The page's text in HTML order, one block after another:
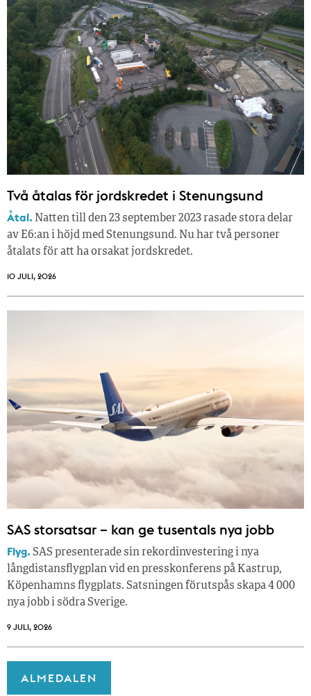
Två åtalas för jordskredet i Stenungsund
Åtal. Natten till den 23 september 2023 rasade stora delar
av E6:an i höjd med Stenungsund. Nu har två personer
åtalats för att ha orsakat jordskredet.
10 JULI, 2026
SAS storsatsar – kan ge tusentals nya jobb
Flyg.SAS presenterade sin rekordinvestering i nya
långdistansflygplan vid en presskonferens på Kastrup,
Köpenhamns flygplats. Satsningen förutspås skapa 4 000
nya jobb i södra Sverige.
9 JULI, 2026
ALMEDALEN